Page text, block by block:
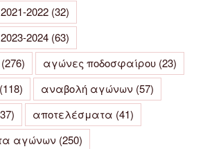
2022 (32)
2024 (63)
(276) αγώνες ποδοσφαίρου (23)
(118) αναβολή αγώνων (57)
αποτελέσματα (41)
αγώνων (250)